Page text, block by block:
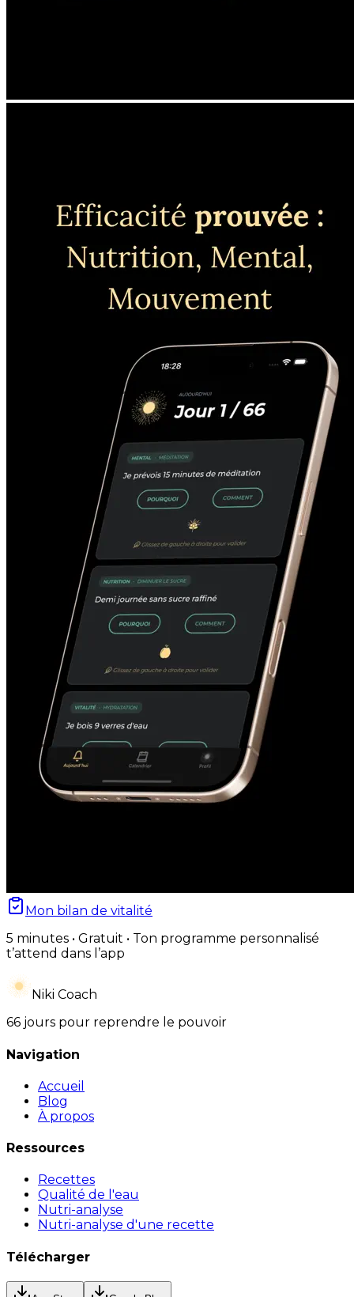
Mon bilan de vitalité
5 minutes • Gratuit • Ton programme personnalisé
t’attend dans l’app
Niki Coach
66 jours pour reprendre le pouvoir
Navigation
Accueil
Blog
À propos
Ressources
Recettes
Qualité de l'eau
Nutri-analyse
Nutri-analyse d'une recette
Télécharger